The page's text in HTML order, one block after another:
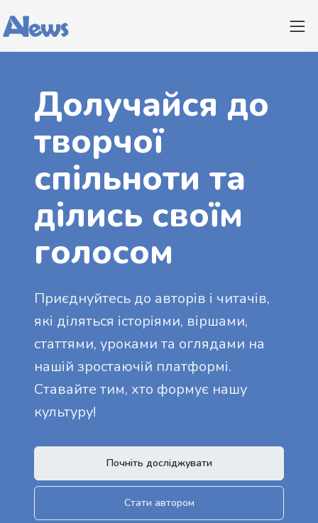
Долучайся до
творчої
спільноти та
ділись своїм
голосом
Приєднуйтесь до авторів і читачів,
які діляться історіями, віршами,
статтями, уроками та оглядами на
нашій зростаючій платформі.
Ставайте тим, хто формує нашу
культуру!
Почніть досліджувати
Стати автором